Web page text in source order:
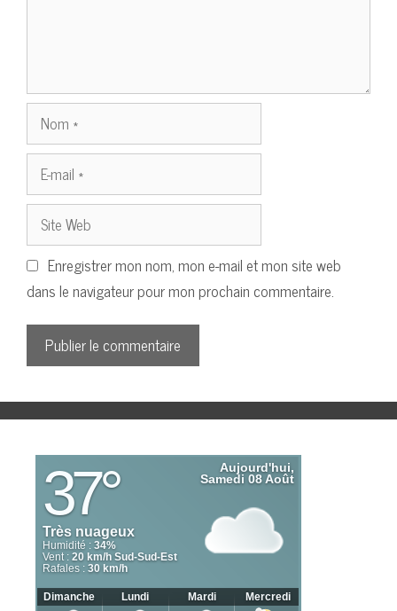
Nom
E-
mail
Site
Web
Enregistrer mon nom, mon e-mail et mon site web
dans le navigateur pour mon prochain commentaire.